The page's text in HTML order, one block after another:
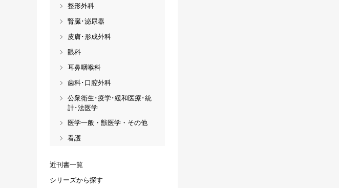
整形外科
腎臓･泌尿器
皮膚･形成外科
眼科
耳鼻咽喉科
歯科･口腔外科
公衆衛生･疫学･緩和医療･統
計･法医学
医学一般・獣医学・その他
看護
近刊書一覧
シリーズから探す